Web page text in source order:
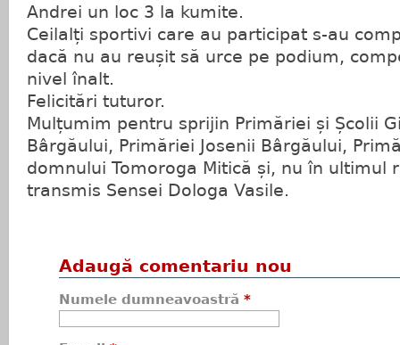
Andrei un loc 3 la kumite.
Ceilalți sportivi care au participat s-au
dacă nu au reușit să urce pe podium,
nivel înalt.
Felicitări tuturor.
Mulțumim pentru sprijin Primăriei și Școlii
Bârgăului, Primăriei Josenii Bârgăului,
domnului Tomoroga Mitică și, nu în ultimul
transmis Sensei Dologa Vasile.
Adaugă comentariu nou
Numele dumneavoastră *